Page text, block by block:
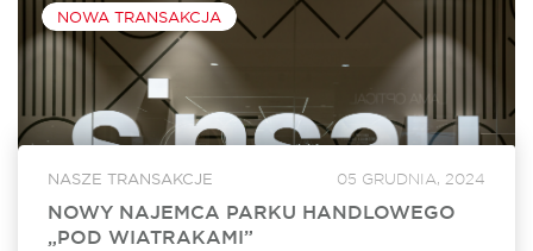
NOWA TRANSAKCJA
NASZE TRANSAKCJE 05 GRUDNIA, 2024
NOWY NAJEMCA PARKU HANDLOWEGO
„POD WIATRAKAMI”